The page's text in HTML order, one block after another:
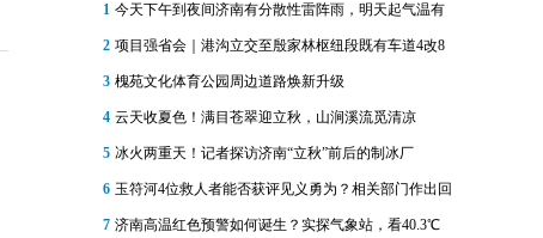
1 今天下午到夜间济南有分散性雷阵雨，明天起气温有
2 项目强省会｜港沟立交至殷家林枢纽段既有车道4改8
3 槐苑文化体育公园周边道路焕新升级
4 云天收夏色！满目苍翠迎立秋，山涧溪流觅清凉
5 冰火两重天！记者探访济南“立秋”前后的制冰厂
6 玉符河4位救人者能否获评见义勇为？相关部门作出回
7 济南高温红色预警如何诞生？实探气象站，看40.3℃